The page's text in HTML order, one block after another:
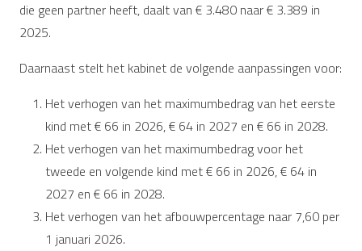
die geen partner heeft, daalt van € 3.480 naar € 3.389 in
2025.
Daarnaast stelt het kabinet de volgende aanpassingen voor:
Het verhogen van het maximumbedrag van het eerste
kind met € 66 in 2026, € 64 in 2027 en € 66 in 2028.
Het verhogen van het maximumbedrag voor het
tweede en volgende kind met € 66 in 2026, € 64 in
2027 en € 66 in 2028.
Het verhogen van het afbouwpercentage naar 7,60 per
1 januari 2026.